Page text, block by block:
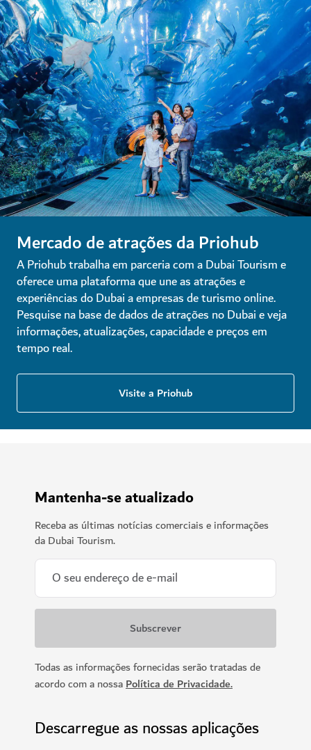
Mercado de atrações da Priohub
A Priohub trabalha em parceria com a Dubai Tourism e
oferece uma plataforma que une as atrações e
experiências do Dubai a empresas de turismo online.
Pesquise na base de dados de atrações no Dubai e veja
informações, atualizações, capacidade e preços em
tempo real.
Visite a Priohub
Mantenha-se atualizado
Receba as últimas notícias comerciais e informações
da Dubai Tourism.
Todas as informações fornecidas serão tratadas de
acordo com a nossaPolítica de Privacidade.
Descarregue as nossas aplicações